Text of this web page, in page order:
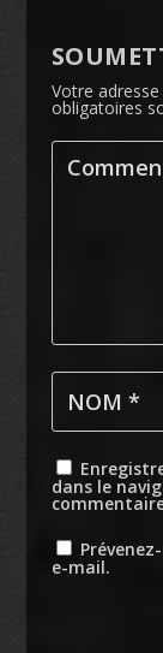
Votre
obligatoires
dans le
e-mail.